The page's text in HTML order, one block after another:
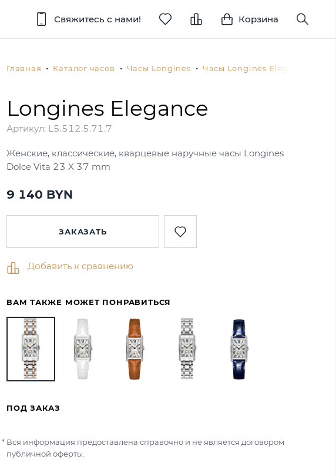
Свяжитесь с нами! Корзина
Главная Каталог часов Часы Longines Часы Longines Elegance
Longines Elegance
Артикул: L5.512.5.71.7
Женские, классические, кварцевые наручные часы Longines
Dolce Vita 23 X 37 mm
9 140 BYN
ЗАКАЗАТЬ
Добавить к сравнению
ВАМ ТАКЖЕ МОЖЕТ ПОНРАВИТЬСЯ
ПОД ЗАКАЗ
Вся информация предоставлена справочно и не является договором
публичной оферты.